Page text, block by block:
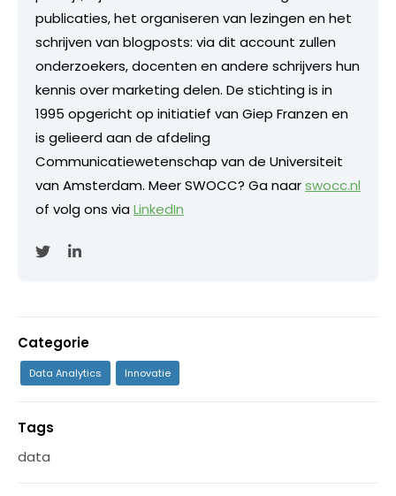
publicaties, het organiseren van lezingen en het
schrijven van blogposts: via dit account zullen
onderzoekers, docenten en andere schrijvers hun
kennis over marketing delen. De stichting is in
1995 opgericht op initiatief van Giep Franzen en
is gelieerd aan de afdeling
Communicatiewetenschap van de Universiteit
van Amsterdam. Meer SWOCC? Ga naarswocc.nl
of volg ons viaLinkedIn
Categorie
Data Analytics Innovatie
Tags
data